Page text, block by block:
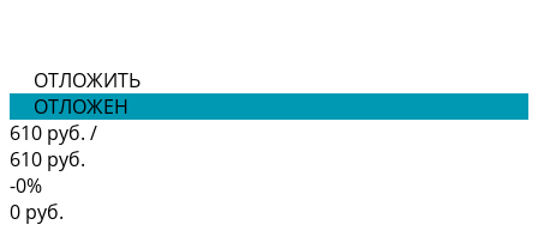
ОТЛОЖИТЬ
ОТЛОЖЕН
610 руб. /
610 руб.
-0%
0 руб.